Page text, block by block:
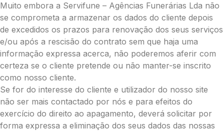
Opção 4 (€40)
Opção 5 (€45)
Opção 6 (€50)
Opção 7 (€55)
Opção 8 (€55)
Opção 9 (€65)
Palma:
Pequena (€85)
Média (€100)
Grande (€115)
Muito embora a Servifune – Agências Funerárias Lda não
se comprometa a armazenar os dados do cliente depois
de excedidos os prazos para renovação dos seus serviços
e/ou após a rescisão do contrato sem que haja uma
informação expressa acerca, não poderemos aferir com
certeza se o cliente pretende ou não manter-se inscrito
como nosso cliente.
Se for do interesse do cliente e utilizador do nosso site
não ser mais contactado por nós e para efeitos do
exercício do direito ao apagamento, deverá solicitar por
forma expressa a eliminação dos seus dados das nossas